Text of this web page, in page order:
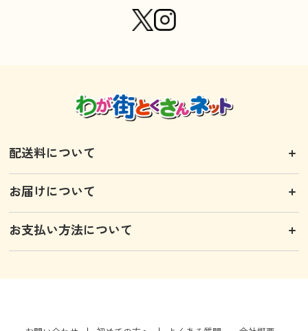
配送料について
お届けについて
お支払い方法について